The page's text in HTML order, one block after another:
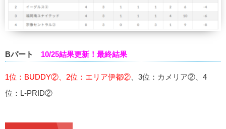
Bパート 10/25結果更新！最終結果
1位：BUDDY②、2位：エリア伊都② 、3位：カメリア②、4
位：L-PRID②